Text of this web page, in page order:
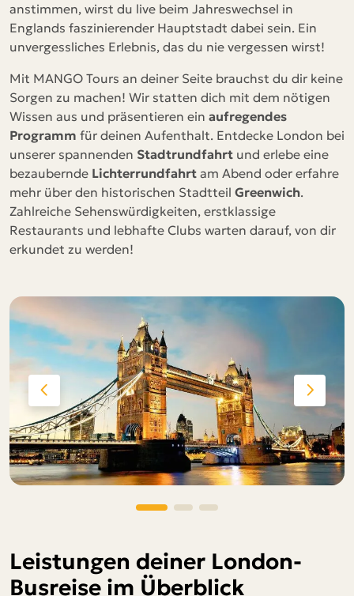
anstimmen, wirst du live beim Jahreswechsel in
Englands faszinierender Hauptstadt dabei sein. Ein
unvergessliches Erlebnis, das du nie vergessen wirst!
Mit MANGO Tours an deiner Seite brauchst du dir keine
Sorgen zu machen! Wir statten dich mit dem nötigen
Wissen aus und präsentieren ein aufregendes
Programm für deinen Aufenthalt. Entdecke London bei
unserer spannenden Stadtrundfahrt und erlebe eine
bezaubernde Lichterrundfahrt am Abend oder erfahre
mehr über den historischen Stadtteil Greenwich.
Zahlreiche Sehenswürdigkeiten, erstklassige
Restaurants und lebhafte Clubs warten darauf, von dir
erkundet zu werden!
Leistungen deiner London-
Busreise im Überblick